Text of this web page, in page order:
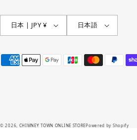
日本 | JPY ¥ 日本語
決
法
© 2026, CHIMNEY TOWN ONLINE STOREPowered by Shopify